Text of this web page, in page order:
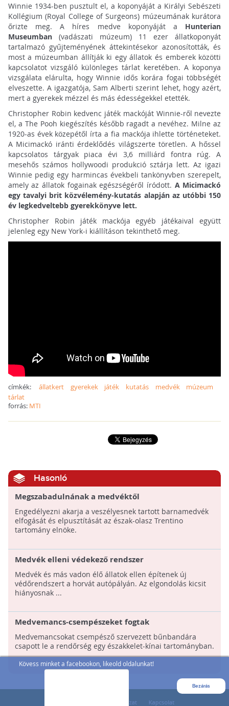
Kövess minket a facebookon, likeold oldalunkat!
Bezárás
Winnie 1934-ben pusztult el, a koponyáját a Királyi Sebészeti
Kollégium (Royal College of Surgeons) múzeumának kurátora
őrizte meg. A híres medve koponyáját a Hunterian
Museumban(vadászati múzeum) 11 ezer állatkoponyát
tartalmazó gyűjteményének áttekintésekor azonosították, és
most a múzeumban állítják ki egy állatok és emberek közötti
kapcsolatot vizsgáló különleges tárlat keretében. A koponya
vizsgálata elárulta, hogy Winnie idős korára fogai többségét
elveszette. A igazgatója, Sam Alberti szerint lehet, hogy azért,
mert a gyerekek mézzel és más édességekkel etették.
Christopher Robin kedvenc játék mackóját Winnie-ről nevezte
el, a The Pooh kiegészítés később ragadt a nevéhez. Milne az
1920-as évek közepétől írta a fia mackója ihlette történeteket.
A Micimackó iránti érdeklődés világszerte töretlen. A hőssel
kapcsolatos tárgyak piaca évi 3,6 milliárd fontra rúg. A
mesehős számos hollywoodi produkció sztárja lett. Az igazi
Winnie pedig egy harmincas évekbeli tankönyvben szerepelt,
amely az állatok fogainak egészségéről íródott. A Micimackó
egy tavalyi brit közvélemény-kutatás alapján az utóbbi 150
év legkedveltebb gyerekkönyve lett.
Christopher Robin játék mackója egyéb játékaival együtt
jelenleg egy New York-i kiállításon tekinthető meg.
címkék:állatkert gyerekek játék kutatás medvék
múzeum
tárlat
forrás: MTI
Hasonló
Megszabadulnának a medvéktől
Engedélyezni akarja a veszélyesnek tartott barnamedvék
elfogását és elpusztítását az észak-olasz Trentino
tartomány elnöke.
Medvék elleni védekező rendszer
Medvék és más vadon élő állatok ellen építenek új
védőrendszert a horvát autópályán. Az elgondolás kicsit
hiányosnak ...
Medvemancs-csempészeket fogtak
Medvemancsokat csempésző szervezett bűnbandára
csapott le a rendőrség egy északkelet-kínai tartományban.